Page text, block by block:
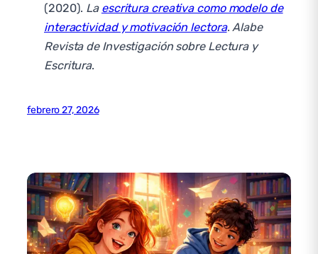
(2020). La escritura creativa como modelo de
interactividad y motivación lectora.Alabe
Revista de Investigación sobre Lectura y
Escritura.
febrero 27, 2026